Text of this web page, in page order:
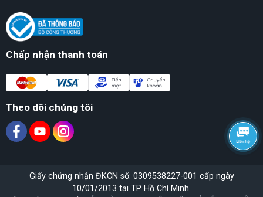
Chấp nhận thanh toán
Theo dõi chúng tôi
Giấy chứng nhận ĐKCN số: 0309538227-001 cấp ngày
10/01/2013 tại TP Hồ Chí Minh.